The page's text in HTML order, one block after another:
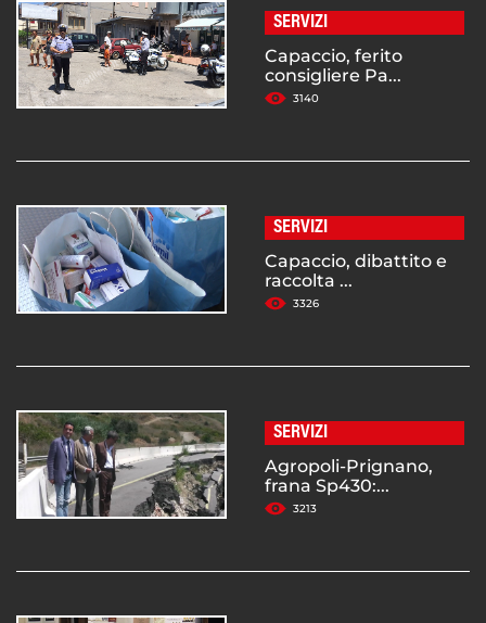
SERVIZI
Capaccio, ferito
consigliere Pa...
3140
SERVIZI
Capaccio, dibattito e
raccolta ...
3326
SERVIZI
Agropoli-Prignano,
frana Sp430:...
3213